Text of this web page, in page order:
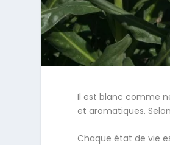
Il est blanc comme
et aromatiques.
Chaque état de vie